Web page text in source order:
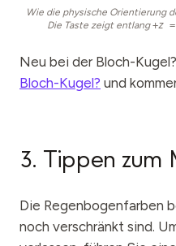
Wie die physische Orientierung
Die Taste zeigt entlang+z
Neu bei der Bloch-
Bloch-Kugel? und
3. Tippen zum
Die Regenbogenfarben
noch verschränkt sind.